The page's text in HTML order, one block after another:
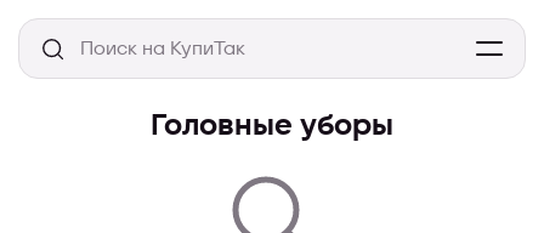
Головные уборы